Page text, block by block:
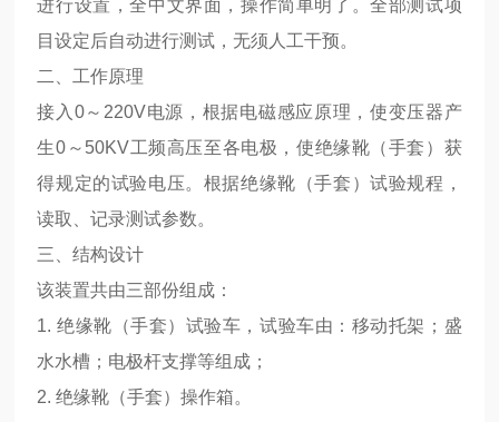
进行设置，全中文界面，操作简单明了。全部测试项
目设定后自动进行测试，无须人工干预。
二、工作原理
接入0～220V电源，根据电磁感应原理，使变压器产
生0～50KV工频高压至各电极，使绝缘靴（手套）获
得规定的试验电压。根据绝缘靴（手套）试验规程，
读取、记录测试参数。
三、结构设计
该装置共由三部份组成：
1. 绝缘靴（手套）试验车，试验车由：移动托架；盛
水水槽；电极杆支撑等组成；
2. 绝缘靴（手套）操作箱。